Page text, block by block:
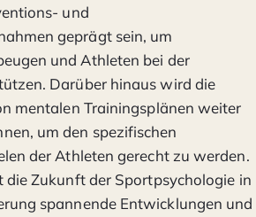
und
geprägt sein, um
und Athleten bei der
Darüber hinaus wird die
mentalen Trainingsplänen weiter
um den spezifischen
der Athleten gerecht zu werden.
die Zukunft der Sportpsychologie in
spannende Entwicklungen und